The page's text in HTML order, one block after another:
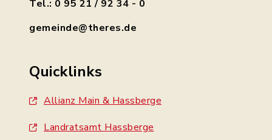
Tel.: 0 95 21 / 92 34 - 0
gemeinde@theres.de
Quicklinks
Allianz Main & Hassberge
Landratsamt Hassberge